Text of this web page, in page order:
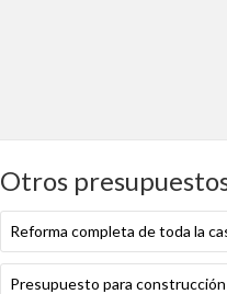
Otros
Reforma completa de toda la
Presupuesto para